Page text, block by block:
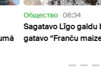
Oбщество 08:34
Sagatavo Līgo galdu
gatavo “Franču